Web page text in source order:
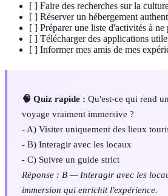
[ ] Faire des recherches sur la
[ ] Réserver un hébergement
[ ] Préparer une liste d'activités à ne
[ ] Télécharger des applications
[ ] Informer mes amis de mes
🧠 Quiz rapide : Qu'est-ce qui rend
voyage vraiment immersive ?
- A) Visiter uniquement des lieux
- B) Interagir avec les locaux
- C) Suivre un guide strict
Réponse : B — Interagir avec les
immersion qui enrichit l'expérience.